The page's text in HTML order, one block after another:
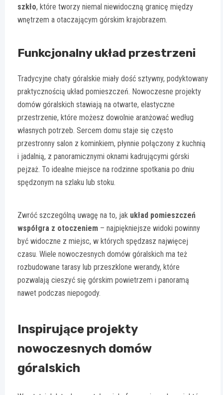
szkło, które tworzy niemal niewidoczną granicę między
wnętrzem a otaczającym górskim krajobrazem.
Funkcjonalny układ przestrzeni
Tradycyjne chaty góralskie miały dość sztywny, podyktowany
praktycznością układ pomieszczeń. Nowoczesne projekty
domów góralskich stawiają na otwarte, elastyczne
przestrzenie, które możesz dowolnie aranżować według
własnych potrzeb. Sercem domu staje się często
przestronny salon z kominkiem, płynnie połączony z kuchnią
i jadalnią, z panoramicznymi oknami kadrującymi górski
pejzaż. To idealne miejsce na rodzinne spotkania po dniu
spędzonym na szlaku lub stoku.
Zwróć szczególną uwagę na to, jak układ pomieszczeń
współgra z otoczeniem – najpiękniejsze widoki powinny
być widoczne z miejsc, w których spędzasz najwięcej
czasu. Wiele nowoczesnych domów góralskich ma też
rozbudowane tarasy lub przeszklone werandy, które
pozwalają cieszyć się górskim powietrzem i panoramą
nawet podczas niepogody.
Inspirujące projekty
nowoczesnych domów
góralskich